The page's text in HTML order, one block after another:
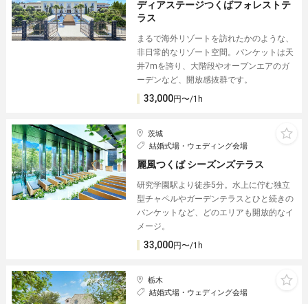
ディアステージつくばフォレストテ
ラス
まるで海外リゾートを訪れたかのような、
非日常的なリゾート空間。バンケットは天
井7mを誇り、大階段やオープンエアのガ
ーデンなど、開放感抜群です。
33,000円〜/1h
茨城
結婚式場・ウェディング会場
麗風つくば シーズンズテラス
研究学園駅より徒歩5分。水上に佇む独立
型チャペルやガーデンテラスとひと続きの
バンケットなど、どのエリアも開放的なイ
メージ。
33,000円〜/1h
栃木
結婚式場・ウェディング会場